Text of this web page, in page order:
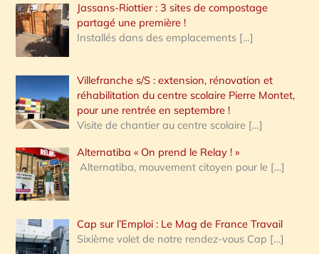
Jassans-Riottier : 3 sites de compostage
partagé une première !
Installés dans des emplacements […]
Villefranche s/S : extension, rénovation et
réhabilitation du centre scolaire Pierre Montet,
pour une rentrée en septembre !
Visite de chantier au centre scolaire […]
Alternatiba « On prend le Relay ! »
Alternatiba, mouvement citoyen pour le […]
Cap sur l’Emploi : Le Mag de France Travail
Sixième volet de notre rendez-vous Cap […]